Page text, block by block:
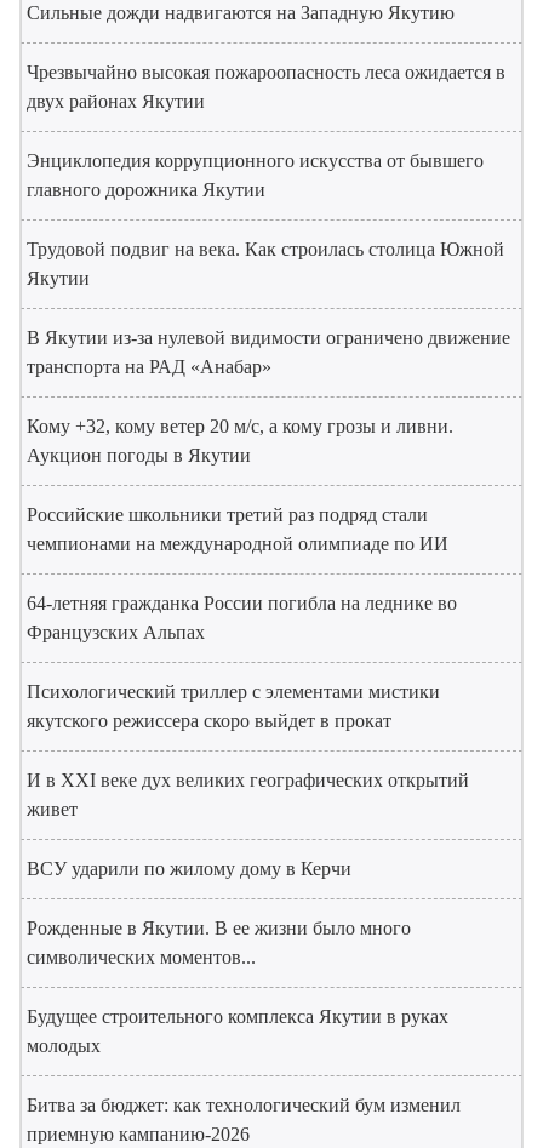
Сильные дожди надвигаются на Западную Якутию
Чрезвычайно высокая пожароопасность леса ожидается в
двух районах Якутии
Энциклопедия коррупционного искусства от бывшего
главного дорожника Якутии
Трудовой подвиг на века. Как строилась столица Южной
Якутии
В Якутии из-за нулевой видимости ограничено движение
транспорта на РАД «Анабар»
Кому +32, кому ветер 20 м/с, а кому грозы и ливни.
Аукцион погоды в Якутии
Российские школьники третий раз подряд стали
чемпионами на международной олимпиаде по ИИ
64-летняя гражданка России погибла на леднике во
Французских Альпах
Психологический триллер с элементами мистики
якутского режиссера скоро выйдет в прокат
И в XXI веке дух великих географических открытий
живет
ВСУ ударили по жилому дому в Керчи
Рожденные в Якутии. В ее жизни было много
символических моментов...
Будущее строительного комплекса Якутии в руках
молодых
Битва за бюджет: как технологический бум изменил
приемную кампанию-2026